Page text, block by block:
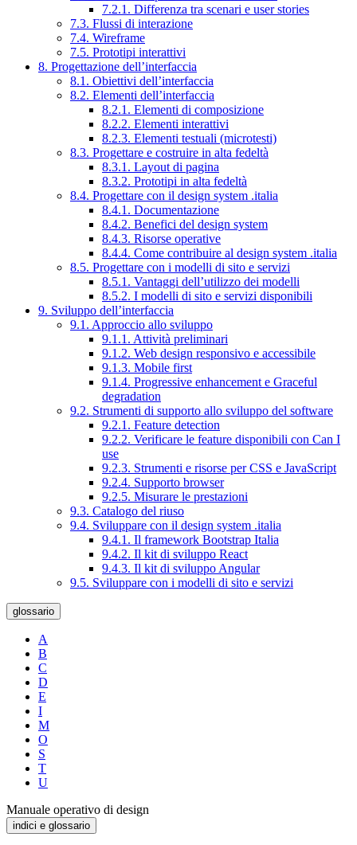
7.2.1. Differenza tra scenari e user stories
7.3. Flussi di interazione
7.4. Wireframe
7.5. Prototipi interattivi
8. Progettazione dell’interfaccia
8.1. Obiettivi dell’interfaccia
8.2. Elementi dell’interfaccia
8.2.1. Elementi di composizione
8.2.2. Elementi interattivi
8.2.3. Elementi testuali (microtesti)
8.3. Progettare e costruire in alta fedeltà
8.3.1. Layout di pagina
8.3.2. Prototipi in alta fedeltà
8.4. Progettare con il design system .italia
8.4.1. Documentazione
8.4.2. Benefici del design system
8.4.3. Risorse operative
8.4.4. Come contribuire al design system .italia
8.5. Progettare con i modelli di sito e servizi
8.5.1. Vantaggi dell’utilizzo dei modelli
8.5.2. I modelli di sito e servizi disponibili
9. Sviluppo dell’interfaccia
9.1. Approccio allo sviluppo
9.1.1. Attività preliminari
9.1.2. Web design responsivo e accessibile
9.1.3. Mobile first
9.1.4. Progressive enhancement e Graceful
degradation
9.2. Strumenti di supporto allo sviluppo del software
9.2.1. Feature detection
9.2.2. Verificare le feature disponibili con Can I
use
9.2.3. Strumenti e risorse per CSS e JavaScript
9.2.4. Supporto browser
9.2.5. Misurare le prestazioni
9.3. Catalogo del riuso
9.4. Sviluppare con il design system .italia
9.4.1. Il framework Bootstrap Italia
9.4.2. Il kit di sviluppo React
9.4.3. Il kit di sviluppo Angular
9.5. Sviluppare con i modelli di sito e servizi
glossario
A
B
C
D
E
I
M
O
S
T
U
Manuale operativo di design
indici e glossario